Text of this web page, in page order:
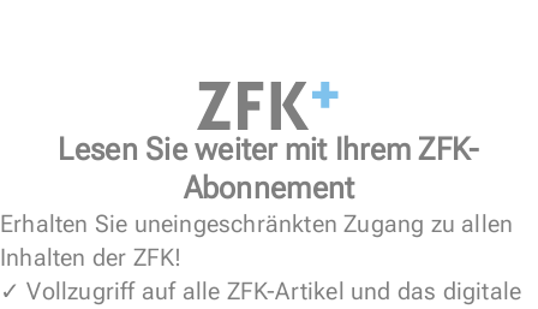
Lesen Sie weiter mit Ihrem ZFK-
Abonnement
Erhalten Sie uneingeschränkten Zugang zu allen
Inhalten der ZFK!
✓ Vollzugriff auf alle ZFK-Artikel und das digitale